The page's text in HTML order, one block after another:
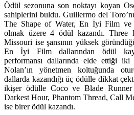
Ödül sezonuna son noktayı koyan
sahiplerini buldu. Guillermo del
The Shape of Water, En İyi Film ve
olmak üzere 4 ödül kazandı.Three
Missouri ise şansının yüksek
En İyi Film dallarından ödül
performansı dallarında elde ettiği
Nolan’ın yönetmen koltuğunda
dallarda kazandığı üç ödülle dikkat
ikişer ödülle CocoveBlade
Darkest Hour, Phantom Thread, Call
ise birer ödül kazandı.